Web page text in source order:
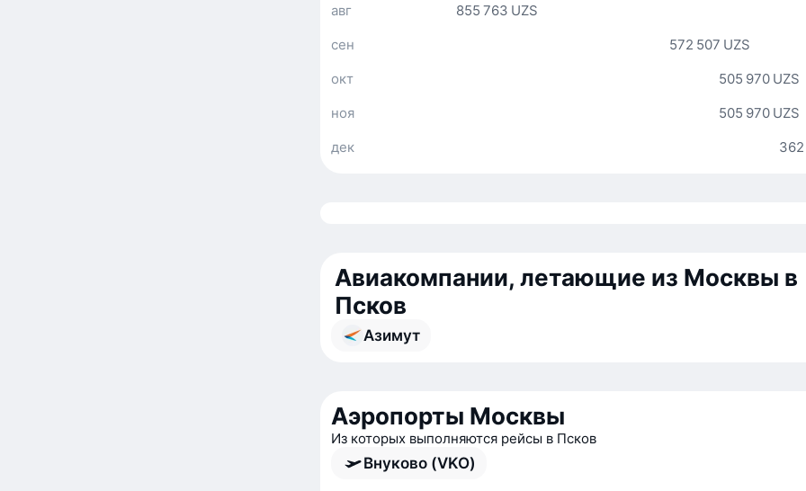
855 763 UZS
авг
572 507 UZS
сен
505 970 UZS
окт
505 970 UZS
ноя
362
дек
Авиакомпании, летающие из Москвы в
Псков
Азимут
Аэропорты Москвы
Из которых выполняются рейсы в Псков
Внуково (VKO)